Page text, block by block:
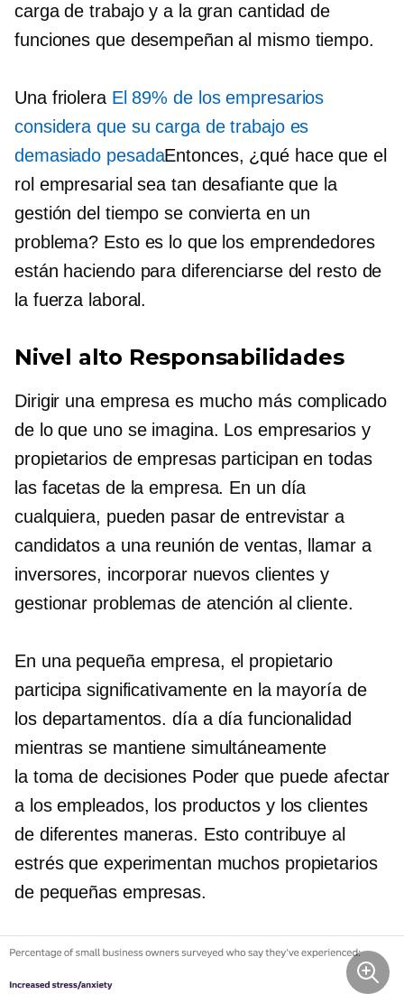
carga de trabajo y a la gran cantidad de
funciones que desempeñan al mismo tiempo.
Una friolera El 89% de los empresarios
considera que su carga de trabajo es
demasiado pesadaEntonces, ¿qué hace que el
rol empresarial sea tan desafiante que la
gestión del tiempo se convierta en un
problema? Esto es lo que los emprendedores
están haciendo para diferenciarse del resto de
la fuerza laboral.
Nivel alto Responsabilidades
Dirigir una empresa es mucho más complicado
de lo que uno se imagina. Los empresarios y
propietarios de empresas participan en todas
las facetas de la empresa. En un día
cualquiera, pueden pasar de entrevistar a
candidatos a una reunión de ventas, llamar a
inversores, incorporar nuevos clientes y
gestionar problemas de atención al cliente.
En una pequeña empresa, el propietario
participa significativamente en la mayoría de
los departamentos.día a día funcionalidad
mientras se mantiene simultáneamente
la toma de decisionesPoder que puede afectar
a los empleados, los productos y los clientes
de diferentes maneras. Esto contribuye al
estrés que experimentan muchos propietarios
de pequeñas empresas.